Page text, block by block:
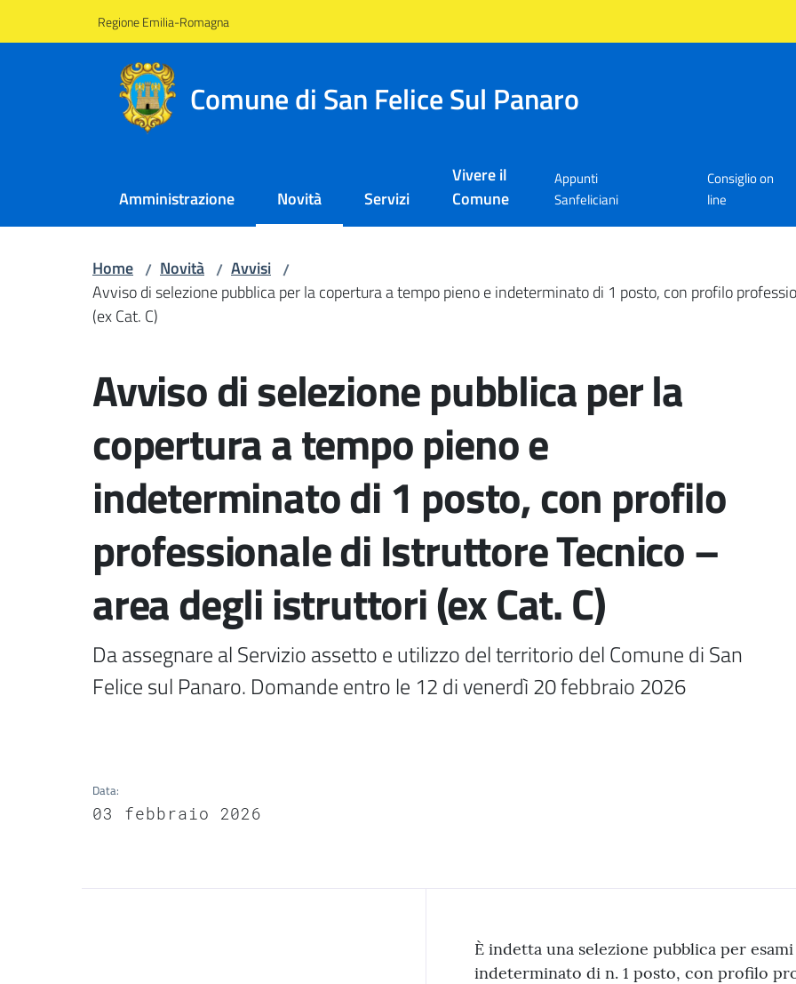
Regione Emilia-Romagna
Comune di San Felice Sul Panaro
Amministrazione Novità
Menu selezionato
Servizi
Vivere il
Comune
Appunti
Sanfeliciani
Consiglio on
line
Home / Novità / Avvisi /
Avviso di selezione pubblica per la copertura a tempo pieno e indeterminato di 1 posto, con profilo
(ex Cat. C)
Avviso di selezione pubblica per la
copertura a tempo pieno e
indeterminato di 1 posto, con profilo
professionale di Istruttore Tecnico –
area degli istruttori (ex Cat. C)
Da assegnare al Servizio assetto e utilizzo del territorio del Comune di San
Felice sul Panaro. Domande entro le 12 di venerdì 20 febbraio 2026
Data:
03 febbraio 2026
Contenuto
È indetta una selezione pubblica per
indeterminato di n. 1 posto, con profilo